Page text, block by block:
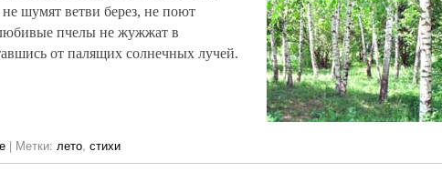
шумят ветви берез, не поют
пчелы не жужжат в
от палящих солнечных лучей.
| Метки: лето, стихи